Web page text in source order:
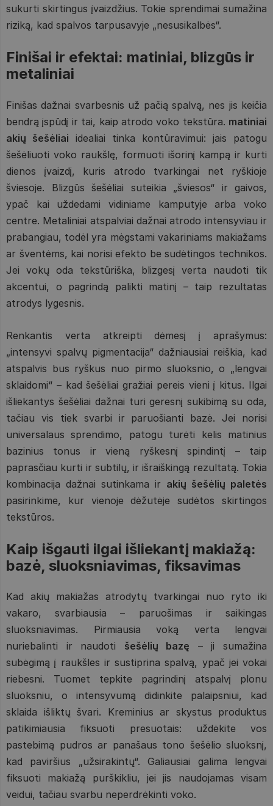
sukurti skirtingus įvaizdžius. Tokie sprendimai sumažina
riziką, kad spalvos tarpusavyje „nesusikalbės“.
Finišai ir efektai: matiniai, blizgūs ir
metaliniai
Finišas dažnai svarbesnis už pačią spalvą, nes jis keičia
bendrą įspūdį ir tai, kaip atrodo voko tekstūra. matiniai
akių šešėliai idealiai tinka kontūravimui: jais patogu
šešėliuoti voko raukšlę, formuoti išorinį kampą ir kurti
dienos įvaizdį, kuris atrodo tvarkingai net ryškioje
šviesoje. Blizgūs šešėliai suteikia „šviesos“ ir gaivos,
ypač kai uždedami vidiniame kamputyje arba voko
centre. Metaliniai atspalviai dažnai atrodo intensyviau ir
prabangiau, todėl yra mėgstami vakariniams makiažams
ar šventėms, kai norisi efekto be sudėtingos technikos.
Jei vokų oda tekstūriška, blizgesį verta naudoti tik
akcentui, o pagrindą palikti matinį – taip rezultatas
atrodys lygesnis.
Renkantis verta atkreipti dėmesį į aprašymus:
„intensyvi spalvų pigmentacija“ dažniausiai reiškia, kad
atspalvis bus ryškus nuo pirmo sluoksnio, o „lengvai
sklaidomi“ – kad šešėliai gražiai pereis vieni į kitus. Ilgai
išliekantys šešėliai dažnai turi geresnį sukibimą su oda,
tačiau vis tiek svarbi ir paruošianti bazė. Jei norisi
universalaus sprendimo, patogu turėti kelis matinius
bazinius tonus ir vieną ryškesnį spindintį – taip
paprasčiau kurti ir subtilų, ir išraiškingą rezultatą. Tokia
kombinacija dažnai sutinkama ir akių šešėlių paletės
pasirinkime, kur vienoje dėžutėje sudėtos skirtingos
tekstūros.
Kaip išgauti ilgai išliekantį makiažą:
bazė, sluoksniavimas, fiksavimas
Kad akių makiažas atrodytų tvarkingai nuo ryto iki
vakaro, svarbiausia – paruošimas ir saikingas
sluoksniavimas. Pirmiausia voką verta lengvai
nuriebalinti ir naudoti šešėlių bazę – ji sumažina
subėgimą į raukšles ir sustiprina spalvą, ypač jei vokai
riebesni. Tuomet tepkite pagrindinį atspalvį plonu
sluoksniu, o intensyvumą didinkite palaipsniui, kad
sklaida išliktų švari. Kreminius ar skystus produktus
patikimiausia fiksuoti presuotais: uždėkite vos
pastebimą pudros ar panašaus tono šešėlio sluoksnį,
kad paviršius „užsirakintų“. Galiausiai galima lengvai
fiksuoti makiažą purškikliu, jei jis naudojamas visam
veidui, tačiau svarbu neperdrėkinti voko.